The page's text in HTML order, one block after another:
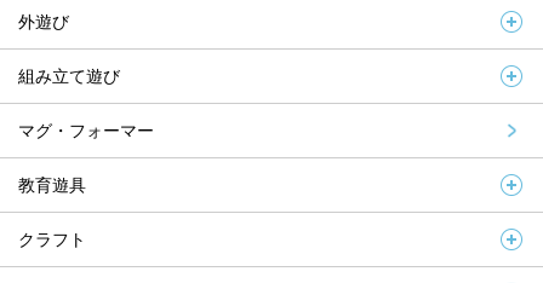
外遊び
組み立て遊び
マグ・フォーマー
教育遊具
クラフト